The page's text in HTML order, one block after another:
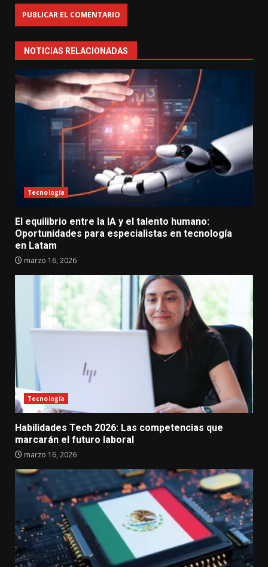
NOTICIAS RELACIONADAS
Tecnología
El equilibrio entre la IA y el talento humano:
Oportunidades para especialistas en tecnología
en Latam
marzo 16, 2026
Tecnología
Habilidades Tech 2026: Las competencias que
marcarán el futuro laboral
marzo 16, 2026